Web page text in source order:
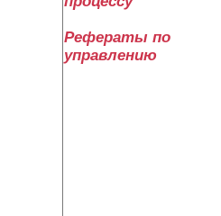
Рефераты по
управлению